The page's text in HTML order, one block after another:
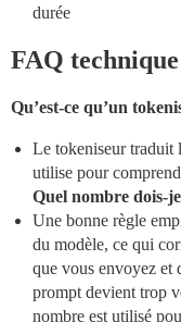
durée
FAQ technique
Qu’est-ce qu’un
Le tokeniseur traduit
utilise pour
Quel nombre dois-
Une bonne règle
du modèle, ce qui
que vous envoyez et
prompt devient trop
nombre est utilisé